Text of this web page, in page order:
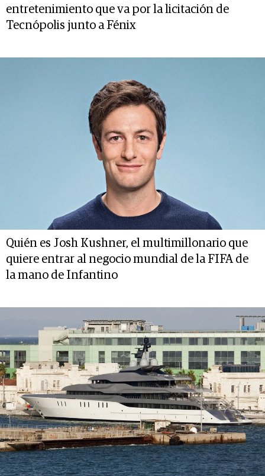
entretenimiento que va por la licitación de
Tecnópolis junto a Fénix
Quién es Josh Kushner, el multimillonario que
quiere entrar al negocio mundial de la FIFA de
la mano de Infantino